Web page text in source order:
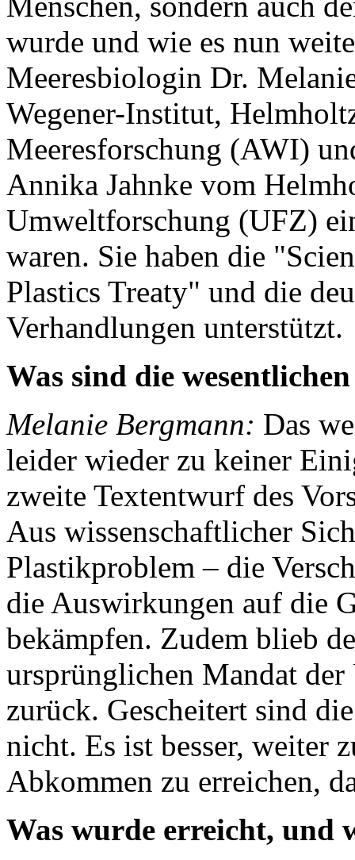
wurde und wie es nun
Meeresbiologin Dr.
Wegener-Institut,
Meeresforschung (AWI)
Annika Jahnke vom
Umweltforschung (UFZ)
waren. Sie haben die
Plastics Treaty" und die
Verhandlungen unterstützt.
Was sind die
Melanie Bergmann: Das
leider wieder zu keiner
zweite Textentwurf des
Aus wissenschaftlicher
Plastikproblem – die
die Auswirkungen auf die
bekämpfen. Zudem blieb
ursprünglichen Mandat
zurück. Gescheitert sind
nicht. Es ist besser, weiter
Abkommen zu erreichen,
Was wurde erreicht, und